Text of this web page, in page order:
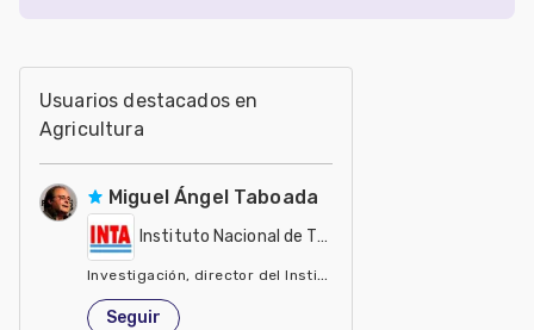
Usuarios destacados en
Agricultura
Miguel Ángel Taboada
Instituto Nacional de Tecnología Agropecuaria -
Investigación, director del Instituto de Suelos del INTA
Estados Unidos de América
Seguir